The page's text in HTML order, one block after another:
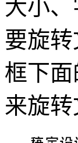
大小
要旋
框下
来旋转